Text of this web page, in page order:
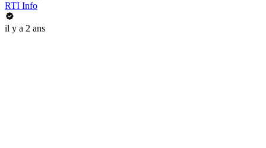
RTI Info
il y a 2 ans